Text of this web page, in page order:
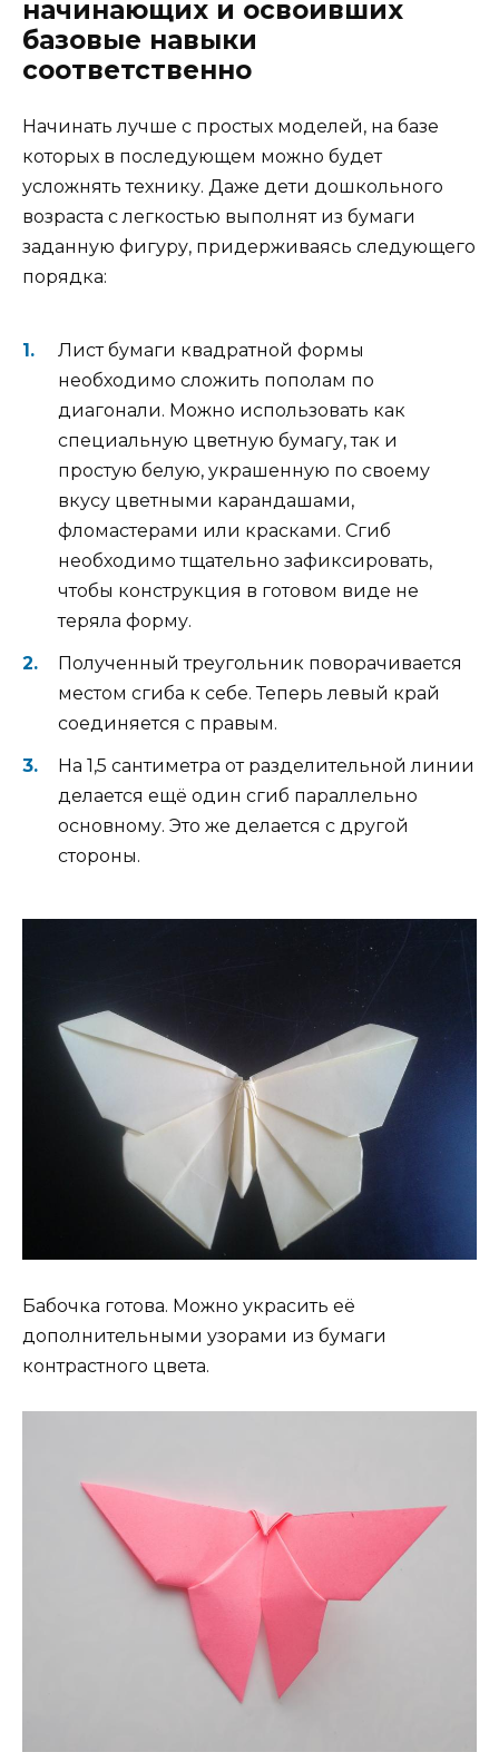
начинающих и освоивших
базовые навыки
соответственно
Начинать лучше с простых моделей, на базе
которых в последующем можно будет
усложнять технику. Даже дети дошкольного
возраста с легкостью выполнят из бумаги
заданную фигуру, придерживаясь следующего
порядка:
Лист бумаги квадратной формы
необходимо сложить пополам по
диагонали. Можно использовать как
специальную цветную бумагу, так и
простую белую, украшенную по своему
вкусу цветными карандашами,
фломастерами или красками. Сгиб
необходимо тщательно зафиксировать,
чтобы конструкция в готовом виде не
теряла форму.
Полученный треугольник поворачивается
местом сгиба к себе. Теперь левый край
соединяется с правым.
На 1,5 сантиметра от разделительной линии
делается ещё один сгиб параллельно
основному. Это же делается с другой
стороны.
Бабочка готова. Можно украсить её
дополнительными узорами из бумаги
контрастного цвета.